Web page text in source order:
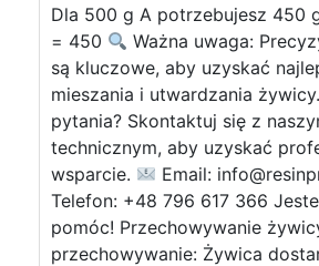
Dla 500 g A potrzebujesz 450
= 450
Ważna uwaga:
są kluczowe, aby uzyskać
mieszania i utwardzania żywicy.
pytania? Skontaktuj się z
technicznym, aby uzyskać
wsparcie.
Email:
Telefon: +48 796 617 366
pomóc! Przechowywanie
przechowywanie: Żywica